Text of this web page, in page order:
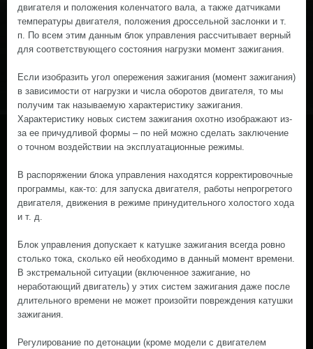
двигателя и положения коленчатого вала, а также датчиками
температуры двигателя, положения дроссельной заслонки и т.
п. По всем этим данным блок управления рассчитывает верный
для соответствующего состояния нагрузки момент зажигания.
Если изобразить угол опережения зажигания (момент зажигания)
в зависимости от нагрузки и числа оборотов двигателя, то мы
получим так называемую характеристику зажигания.
Характеристику новых систем зажигания охотно изображают из-
за ее причудливой формы – по ней можно сделать заключение
о точном воздействии на эксплуатационные режимы.
В распоряжении блока управления находятся корректировочные
программы, как-то: для запуска двигателя, работы непрогретого
двигателя, движения в режиме принудительного холостого хода
и т. д.
Блок управления допускает к катушке зажигания всегда ровно
столько тока, сколько ей необходимо в данный момент времени.
В экстремальной ситуации (включенное зажигание, но
неработающий двигатель) у этих систем зажигания даже после
длительного времени не может произойти повреждения катушки
зажигания.
Регулирование по детонации (кроме модели с двигателем